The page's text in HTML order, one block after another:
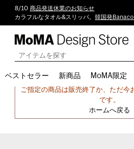
8/10 商品発送休業のお知らせ
カラフルなタオル&スリッパ。 韓国発
ベストセラー 新商品 MoMA限定
申し訳ございませ
ご指定の商品は販売終了か、ただ今
です。
ホームへ戻る